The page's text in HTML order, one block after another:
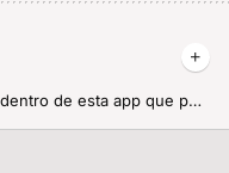
14 funciones 'ocultas' en HyperOS dentro de esta app que pueden resultar muy útiles a la hora de tener que convertir algo